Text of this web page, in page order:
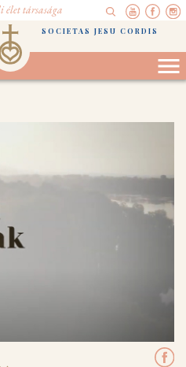
élet társasága
SOCIETAS JESU CORDIS